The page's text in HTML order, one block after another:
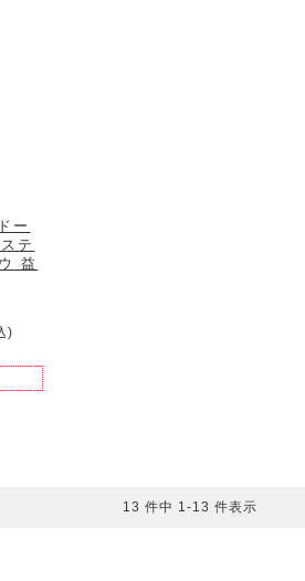
ー
テ
益
)
13 件中 1-13 件表示